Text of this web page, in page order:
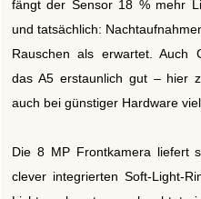
fängt der Sensor 18 % mehr
und tatsächlich:
Rauschen als erwartet. Auch
das A5 erstaunlich gut – hier
auch bei günstiger Hardware
Die 8 MP Frontkamera liefert
clever integrierten Soft-Light-